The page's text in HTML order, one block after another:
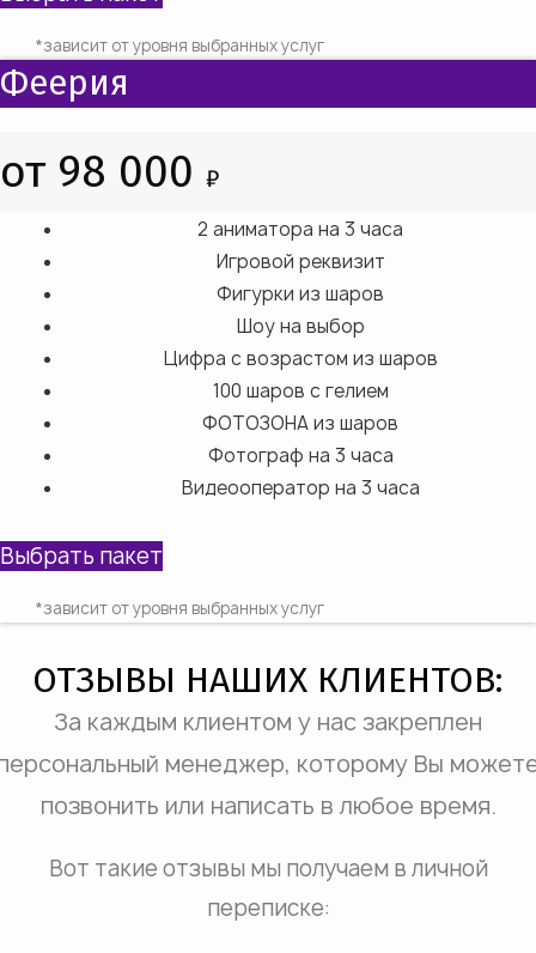
*зависит от уровня выбранных услуг
Феерия
от 98 000 ₽
2 аниматора на 3 часа
Игровой реквизит
Фигурки из шаров
Шоу на выбор
Цифра с возрастом из шаров
100 шаров с гелием
ФОТОЗОНА из шаров
Фотограф на 3 часа
Видеооператор на 3 часа
Выбрать пакет
*зависит от уровня выбранных услуг
ОТЗЫВЫ НАШИХ КЛИЕНТОВ:
За каждым клиентом у нас закреплен
менеджер, которому Вы
позвонить или написать в любое время.
Вот такие отзывы мы получаем в личной
переписке: